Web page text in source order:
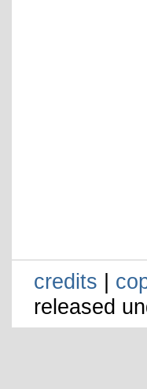
credits |
released